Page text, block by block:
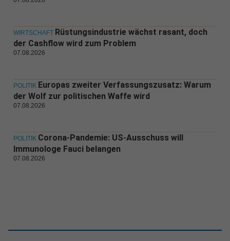
WIRTSCHAFT Rüstungsindustrie wächst rasant, doch
der Cashflow wird zum Problem
07.08.2026
POLITIK Europas zweiter Verfassungszusatz: Warum
der Wolf zur politischen Waffe wird
07.08.2026
POLITIK Corona-Pandemie: US-Ausschuss will
Immunologe Fauci belangen
07.08.2026